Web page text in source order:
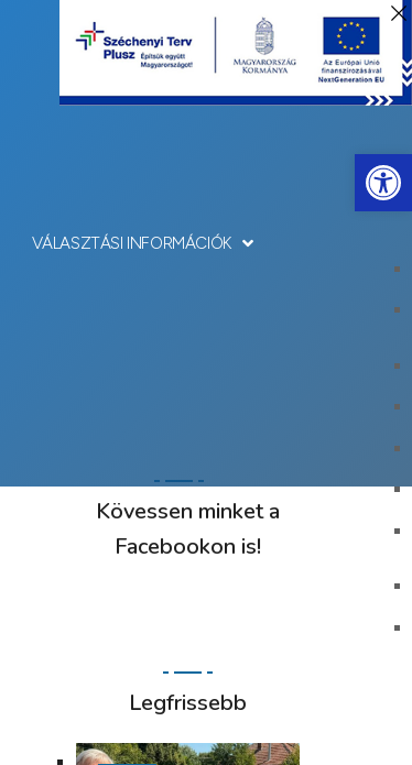
VÁLASZTÁSI INFORMÁCIÓK
Kövessen minket a
Facebookon is!
Legfrissebb